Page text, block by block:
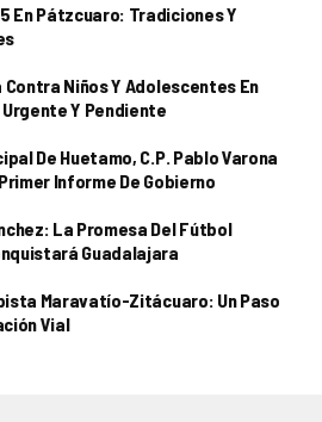
En Pátzcuaro: Tradiciones Y
Niños Y Adolescentes En
Y Pendiente
De Huetamo, C.P. Pablo Varona
Informe De Gobierno
La Promesa Del Fútbol
Guadalajara
Maravatío-Zitácuaro: Un Paso
Vial